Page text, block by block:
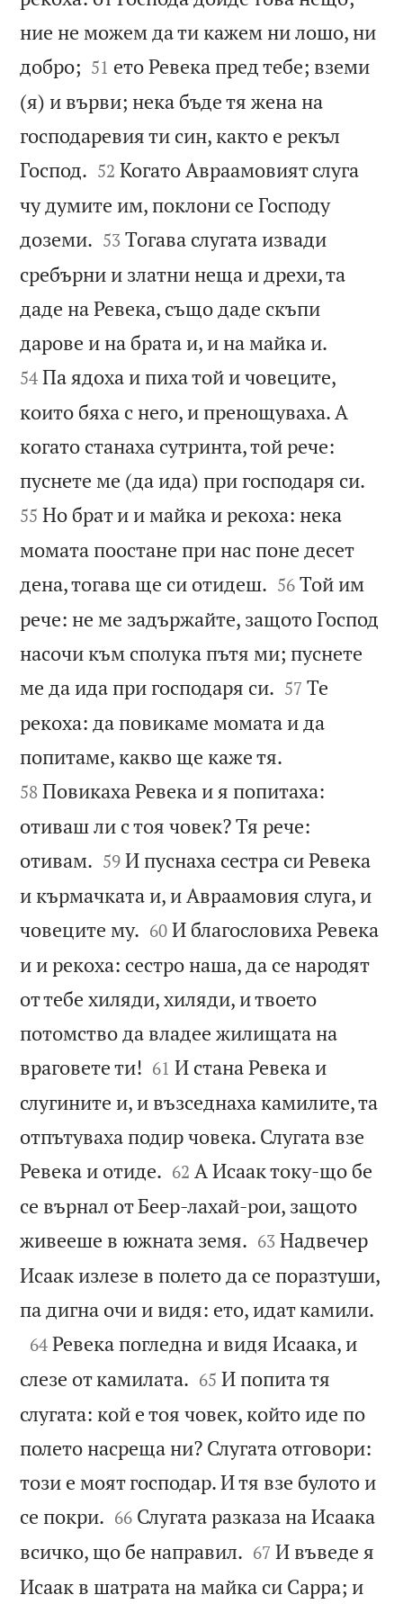
ние не можем да ти кажем ни лошо, ни
добро; 

51 ето Ревека пред тебе; вземи
(я) и върви; нека бъде тя жена на
господаревия ти син, както е рекъл
Господ. 

52 Когато Авраамовият слуга
чу думите им, поклони се Господу
доземи. 

53 Тогава слугата извади
сребърни и златни неща и дрехи, та
даде на Ревека, също даде скъпи
дарове и на брата и, и на майка и.
54 Па ядоха и пиха той и човеците,
които бяха с него, и пренощуваха. А
когато станаха сутринта, той рече:
пуснете ме (да ида) при господаря си.
55 Но брат и и майка и рекоха: нека
момата поостане при нас поне десет
дена, тогава ще си отидеш. 

56 Той им
рече: не ме задържайте, защото Господ
насочи към сполука пътя ми; пуснете
ме да ида при господаря си. 

57 Те
рекоха: да повикаме момата и да
попитаме, какво ще каже тя.
58 Повикаха Ревека и я попитаха:
отиваш ли с тоя човек? Тя рече:
отивам. 

59 И пуснаха сестра си Ревека
и кърмачката и, и Авраамовия слуга, и
човеците му. 

60 И благословиха Ревека
и и рекоха: сестро наша, да се народят
от тебе хиляди, хиляди, и твоето
потомство да владее жилищата на
враговете ти! 

61 И стана Ревека и
слугините и, и възседнаха камилите, та
отпътуваха подир човека. Слугата взе
Ревека и отиде. 

62 А Исаак току-що бе
се върнал от Беер-лахай-рои, защото
живееше в южната земя. 

63 Надвечер
Исаак излезе в полето да се поразтуши,
па дигна очи и видя: ето, идат камили.

64 Ревека погледна и видя Исаака, и
слезе от камилата. 

65 И попита тя
слугата: кой е тоя човек, който иде по
полето насреща ни? Слугата отговори:
този е моят господар. И тя взе булото и
се покри. 

66 Слугата разказа на Исаака
всичко, що бе направил. 

67 И въведе я
Исаак в шатрата на майка си Сарра; и